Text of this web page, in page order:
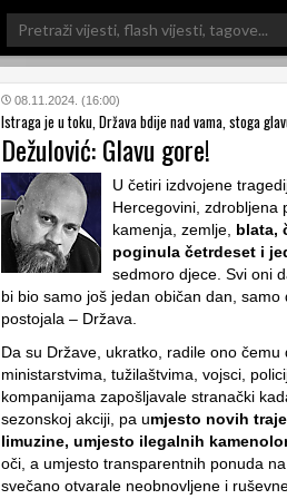
Search
for:
08.11.2024. (16:00)
Istraga je u toku, Država bdije nad vama, stoga
Dežulović: Glavu gore!
U četiri izdvojene
Hercegovini, zdrobljena
kamenja, zemlje, blata,
poginula četrdeset i
sedmoro djece. Svi oni
bi bio samo još jedan običan dan,
postojala – Država.
Da su Države, ukratko, radile ono
ministarstvima, tužilaštvima, vojsci,
kompanijama zapošljavale stranački
sezonskoj akciji, pa umjesto novih
limuzine, umjesto ilegalnih
oči, a umjesto transparentnih ponuda
svečano otvarale neobnovljene i